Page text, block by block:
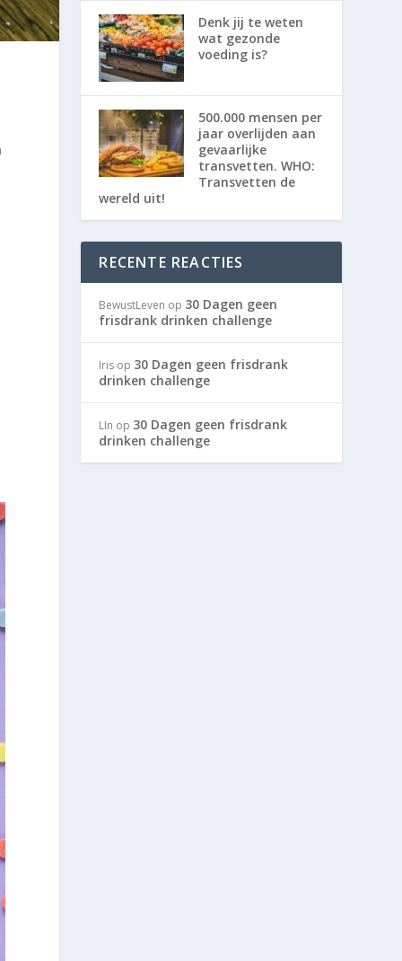
Denk jij te weten
wat gezonde
voeding is?
500.000 mensen per
jaar overlijden aan
gevaarlijke
transvetten. WHO:
Transvetten de
wereld uit!
RECENTE REACTIES
BewustLeven op 30 Dagen geen
frisdrank drinken challenge
Iris op 30 Dagen geen frisdrank
drinken challenge
LIn op 30 Dagen geen frisdrank
drinken challenge